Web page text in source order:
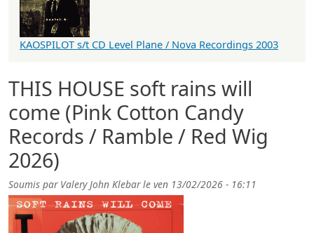
THIS HOUSE soft rains will
come (Pink Cotton Candy
Records / Ramble / Red Wig
2026)
Soumis par Valery John Klebarle ven 13/02/2026 - 16:11
KAOSPILOT s/t CD Level Plane / Nova Recordings 2003